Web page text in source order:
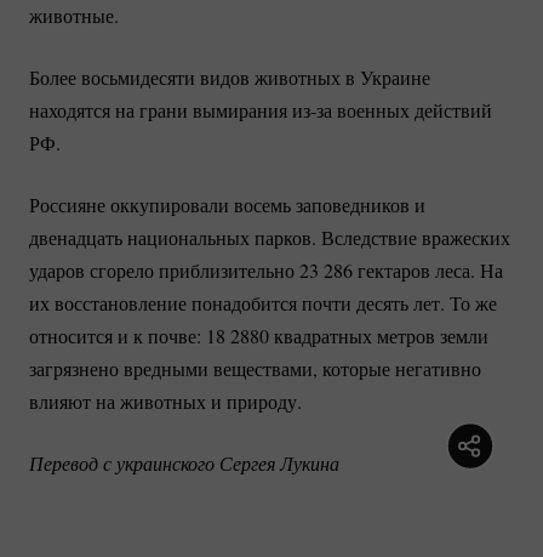
животные.
Более восьмидесяти видов животных в Украине
находятся на грани вымиранияиз-за военных действий
РФ.
Россияне оккупировали восемь заповедников и
двенадцать национальных парков. Вследствие вражеских
ударов сгорело приблизительно 23 286 гектаров леса. На
их восстановление понадобится почти десять лет. То же
относится и к почве: 18 2880 квадратных метров земли
загрязнено вредными веществами, которые негативно
влияют на животных и природу.
Перевод с украинского Сергея Лукина